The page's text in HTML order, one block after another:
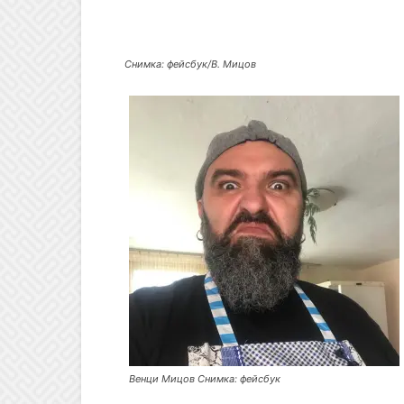
Снимка: фейсбук/В. Мицов
Венци Мицов Снимка: фейсбук